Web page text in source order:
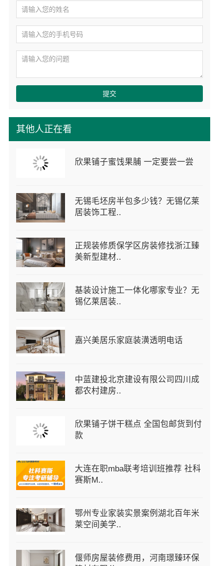
其他人正在看
欣果铺子蜜饯果脯 一定要尝一尝
无锡毛坯房半包多少钱？无锡亿莱
居装饰工程..
正规装修质保学区房装修找浙江臻
美新型建材..
基装设计施工一体化哪家专业？无
锡亿莱居装..
嘉兴美居乐家庭装潢透明电话
中蓝建投北京建设有限公司四川成
都农村建房..
欣果铺子饼干糕点 全国包邮货到付
款
大连在职mba联考培训班推荐 社科
赛斯M..
鄂州专业家装实景案例湖北百年米
莱空间美学..
偃师房屋装修费用，河南璟臻环保
提交